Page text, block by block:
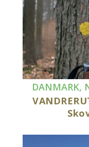
DANMARK,